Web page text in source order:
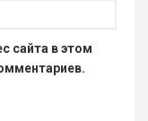
сайта в этом